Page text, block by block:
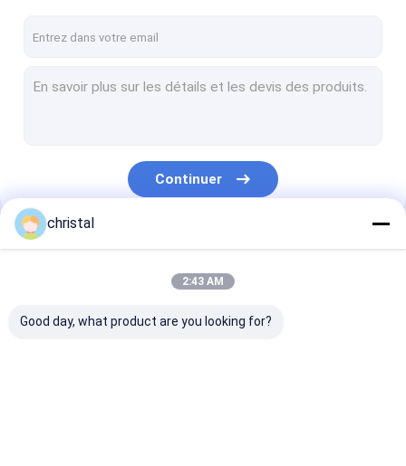
Pièces de rechange de pompe de boue
Équipement de contrôle de solides
Pinces d'énergie hydraulique
Composants de ficelle de perceuse
Continuer
Nos Catégories
christal
2:43 AM
Good day, what product are you looking for?